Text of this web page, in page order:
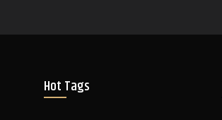
Hot Tags